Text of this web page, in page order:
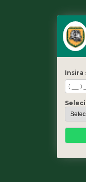
Insira